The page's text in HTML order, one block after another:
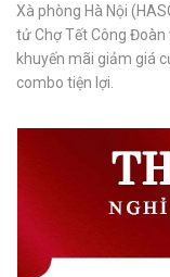
Xà phòng Hà Nội
tử Chợ Tết Công
khuyến mãi giảm giá
combo tiện lợi.